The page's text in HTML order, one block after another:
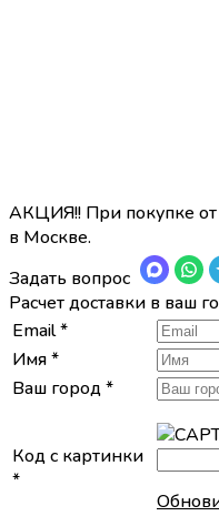
АКЦИЯ!! При покупке от
в Москве.
Задать вопрос
Расчет доставки в ваш
Email*
Имя*
Ваш город*
Код с картинки
*